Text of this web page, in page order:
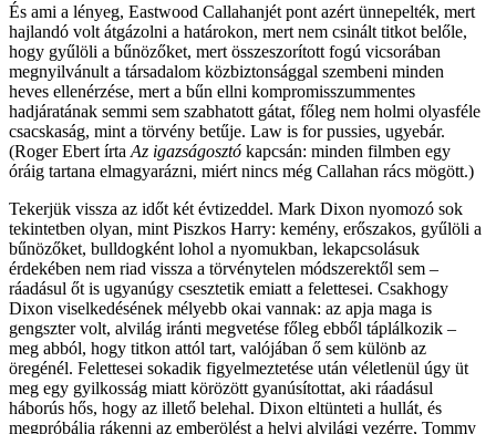
És ami a lényeg, Eastwood Callahanjét pont azért ünnepelték, mert
hajlandó volt átgázolni a határokon, mert nem csinált titkot belőle,
hogy gyűlöli a bűnözőket, mert összeszorított fogú vicsorában
megnyilvánult a társadalom közbiztonsággal szembeni minden
heves ellenérzése, mert a bűn ellni kompromisszummentes
hadjáratának semmi sem szabhatott gátat, főleg nem holmi olyasféle
csacskaság, mint a törvény betűje. Law is for pussies, ugyebár.
(Roger Ebert írta Az igazságosztó kapcsán: minden filmben egy
óráig tartana elmagyarázni, miért nincs még Callahan rács mögött.)
Tekerjük vissza az időt két évtizeddel. Mark Dixon nyomozó sok
tekintetben olyan, mint Piszkos Harry: kemény, erőszakos, gyűlöli a
bűnözőket, bulldogként lohol a nyomukban, lekapcsolásuk
érdekében nem riad vissza a törvénytelen módszerektől sem –
ráadásul őt is ugyanúgy csesztetik emiatt a felettesei. Csakhogy
Dixon viselkedésének mélyebb okai vannak: az apja maga is
gengszter volt, alvilág iránti megvetése főleg ebből táplálkozik –
meg abból, hogy titkon attól tart, valójában ő sem különb az
öregénél. Felettesei sokadik figyelmeztetése után véletlenül úgy üt
meg egy gyilkosság miatt körözött gyanúsítottat, aki ráadásul
háborús hős, hogy az illető belehal. Dixon eltünteti a hullát, és
megpróbálja rákenni az emberölést a helyi alvilági vezérre, Tommy